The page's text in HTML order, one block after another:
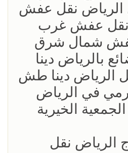
الرياض نقل عفش
نقل عفش غرب
شمال شرق
بالرياض دينا
الرياض دينا طش
في الرياض
الخيرية
الرياض ‏نقل